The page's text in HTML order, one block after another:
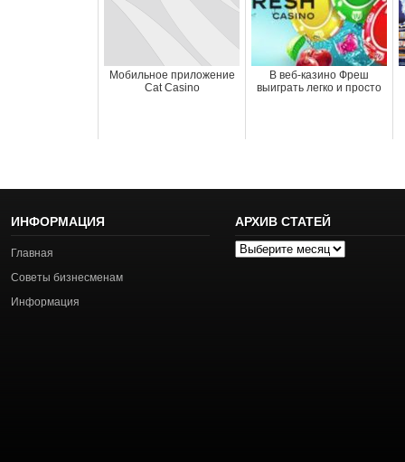
Мобильное приложение
Cat Casino
В веб-казино Фреш
выиграть легко и просто
ИНФОРМАЦИЯ
Главная
Советы бизнесменам
Информация
АРХИВ СТАТЕЙ
Архив